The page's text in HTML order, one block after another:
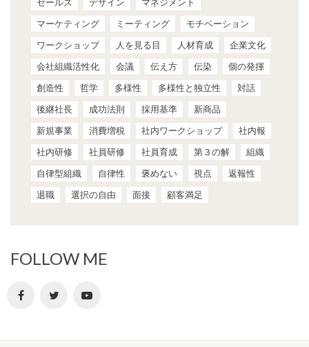
マーケティング
ミーティング
モチベーション
ワークショップ
人を見る目 人材育成
企業文化
会社組織活性化
会議 伝え方 伝染
個の発揮
創造性
哲学 多様性 多様性と独立性
対話
後継社長
成功法則 採用基準
新商品
新規事業
消費増税 社内ワークショップ
社内報
社内研修
社員研修 社員育成 第３の解
組織
自律型組織
自律性 褒めない 視点
返報性
退職
選択の自由 面接 顧客満足
FOLLOW ME